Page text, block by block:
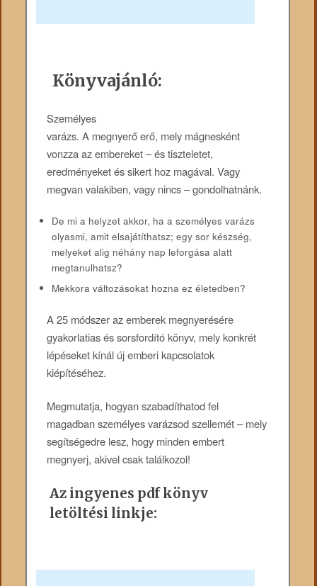
Könyvajánló:
Személyes
varázs. A megnyerő erő, mely mágnesként
vonzza az embereket – és tiszteletet,
eredményeket és sikert hoz magával. Vagy
megvan valakiben, vagy nincs – gondolhatnánk.
De mi a helyzet akkor, ha a személyes varázs
olyasmi, amit elsajátíthatsz; egy sor készség,
melyeket alig néhány nap leforgása alatt
megtanulhatsz?
Mekkora változásokat hozna ez életedben?
A 25 módszer az emberek megnyerésére
gyakorlatias és sorsfordító könyv, mely konkrét
lépéseket kínál új emberi kapcsolatok
kiépítéséhez.
Megmutatja, hogyan szabadíthatod fel
magadban személyes varázsod szellemét – mely
segítségedre lesz, hogy minden embert
megnyerj, akivel csak találkozol!
Az ingyenes pdf könyv
letöltési linkje: